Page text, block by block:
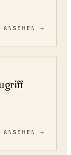
ANSEHEN →
ANSEHEN →